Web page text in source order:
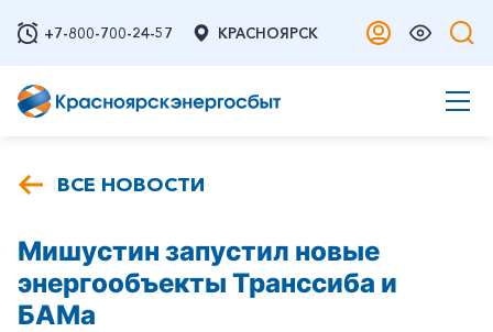
+7-800-700-24-57 КРАСНОЯРСК
ВСЕ НОВОСТИ
Мишустин запустил новые
энергообъекты Транссиба и
БАМа